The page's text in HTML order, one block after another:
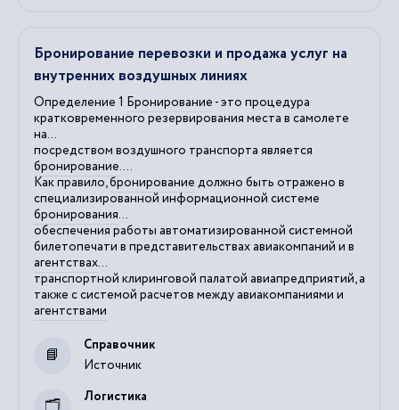
Бронирование перевозки и продажа услуг на
внутренних воздушных линиях
Определение 1 Бронирование - это процедура
кратковременного резервирования места в самолете
на...
посредством воздушного транспорта является
бронирование....
Как правило,бронирование должно быть отражено в
специализированной информационной системе
бронирования...
обеспечения работы автоматизированной системной
билетопечати в представительствах авиакомпаний и в
агентствах...
транспортной клиринговой палатой авиапредприятий, а
также с системой расчетов между авиакомпаниями и
агентствами
Источник
Справочник
Логистика